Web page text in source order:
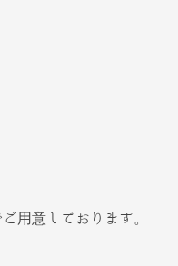
用意しております。